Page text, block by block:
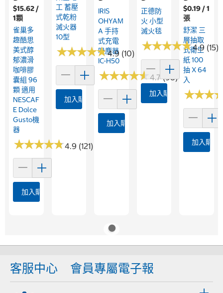
$15.62 /
1顆
雀巢多
趣酷思
美式醇
郁濃滑
咖啡膠
囊組 96
顆 適用
NESCAF
E Dolce
Gusto機
器
★★★★★
★★★★★4.9 (121)
加入購物車
工 蓄壓
式乾粉
滅火器
10型
★★★★★
★★★★★4.9 (10)
加入購物車
IRIS
OHYAM
A 手持
式充電
吸塵器
IC-H50
★★★★★
★★★★★4.7 (98)
加入購物車
正德防
火 小型
滅火毯
★★★★★
★★★★★4.9 (15)
加入購物車
$0.19 / 1
張
舒潔 三
層抽取
式衛生
紙 100
抽 X 64
入
★★★
★★★
加入購物
客服中心 會員專屬電子報